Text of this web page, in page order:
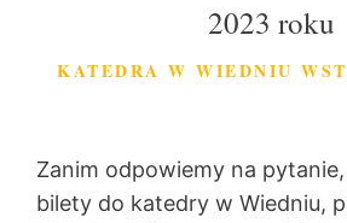
2023 roku
KATEDRA W WIEDNIU
Zanim odpowiemy na
bilety do katedry w Wiedniu,